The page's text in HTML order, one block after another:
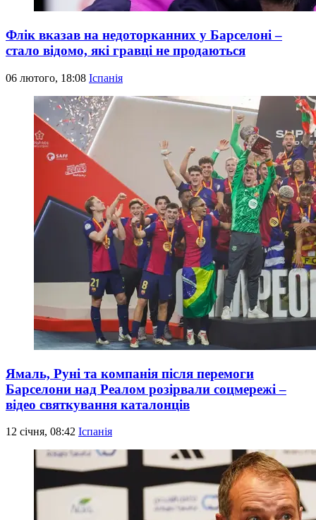
Флік вказав на недоторканних у Барселоні –
стало відомо, які гравці не продаються
06 лютого, 18:08 Іспанія
Ямаль, Руні та компанія після перемоги
Барселони над Реалом розірвали соцмережі –
відео святкування каталонців
12 січня, 08:42 Іспанія